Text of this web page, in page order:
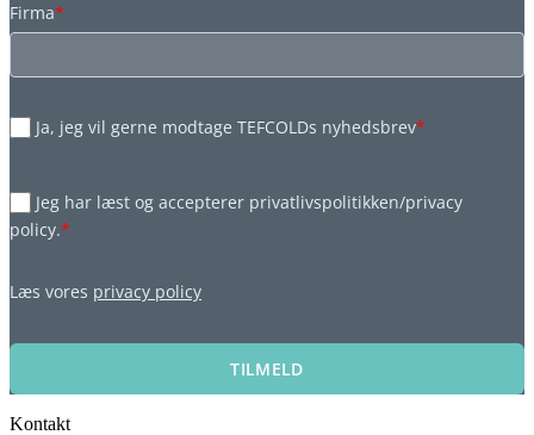
Firma*
Ja, jeg vil gerne modtage TEFCOLDs nyhedsbrev*
Jeg har læst og accepterer privatlivspolitikken/privacy
policy.*
Læs vores privacy policy
TILMELD
Kontakt